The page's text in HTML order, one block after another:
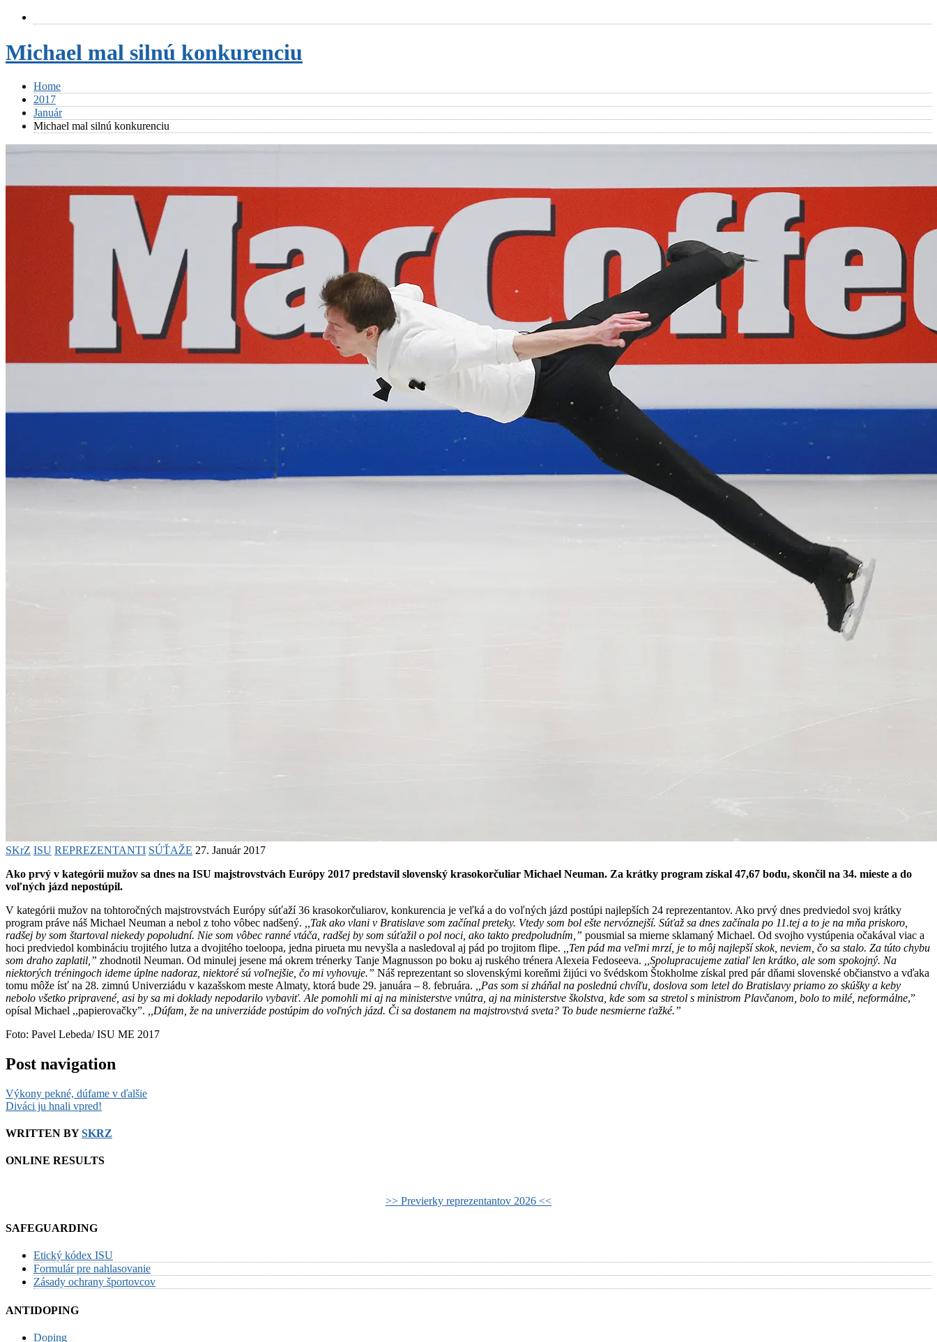
Michael mal silnú konkurenciu
Home
2017
Január
Michael mal silnú konkurenciu
SKrZ ISU REPREZENTANTI SÚŤAŽE 27. Január 2017
Ako prvý v kategórii mužov sa dnes na ISU majstrovstvách Európy 2017 predstavil slovenský krasokorčuliar Michael Neuman. Za krátky program získal 47,67 bodu, skončil na 34. mieste a do
voľných jázd nepostúpil.
V kategórii mužov na tohtoročných majstrovstvách Európy súťaží 36 krasokorčuliarov, konkurencia je veľká a do voľných jázd postúpi najlepších 24 reprezentantov. Ako prvý dnes predviedol svoj krátky
program práve náš Michael Neuman a nebol z toho vôbec nadšený.
,,Tak ako vlani v Bratislave som začínal preteky. Vtedy som bol ešte nervóznejší. Súťaž sa dnes začínala po 11.tej a to je na mňa priskoro,
radšej by som štartoval niekedy popoludní. Nie som vôbec ranné vtáča, radšej by som súťažil o pol noci, ako takto predpoludním,” pousmial sa mierne sklamaný Michael. Od svojho vystúpenia očakával viac a
hoci predviedol kombináciu trojitého lutza a dvojitého toeloopa, jedna pirueta mu nevyšla a nasledoval aj pád po trojitom flipe.
,,Ten pád ma veľmi mrzí, je to môj najlepší skok, neviem, čo sa stalo. Za túto chybu
som draho zaplatil,” zhodnotil Neuman. Od minulej jesene má okrem trénerky Tanje Magnusson po boku aj ruského trénera Alexeia Fedoseeva.
,,Spolupracujeme zatiaľ len krátko, ale som spokojný. Na
niektorých tréningoch ideme úplne nadoraz, niektoré sú voľnejšie, čo mi vyhovuje.” Náš reprezentant so slovenskými koreňmi žijúci vo švédskom Štokholme získal pred pár dňami slovenské občianstvo a vďaka
tomu môže ísť na 28. zimnú Univerziádu v kazašskom meste Almaty, ktorá bude 29. januára – 8. februára.
,,Pas som si zháňal na poslednú chvíľu, doslova som letel do Bratislavy priamo zo skúšky a keby
nebolo všetko pripravené, asi by sa mi doklady nepodarilo vybaviť. Ale pomohli mi aj na ministerstve vnútra, aj na ministerstve školstva, kde som sa stretol s ministrom Plavčanom, bolo to milé, neformálne,”
opísal Michael ,,papierovačky”.
,,Dúfam, že na univerziáde postúpim do voľných jázd. Či sa dostanem na majstrovstvá sveta? To bude nesmierne ťažké.”
Foto: Pavel Lebeda/ ISU ME 2017
Post navigation
Výkony pekné, dúfame v ďalšie
Diváci ju hnali vpred!
WRITTEN BYSKRZ
ONLINE RESULTS
>> Previerky reprezentantov 2026 <<
SAFEGUARDING
Etický kódex ISU
Formulár pre nahlasovanie
Zásady ochrany športovcov
ANTIDOPING
Doping